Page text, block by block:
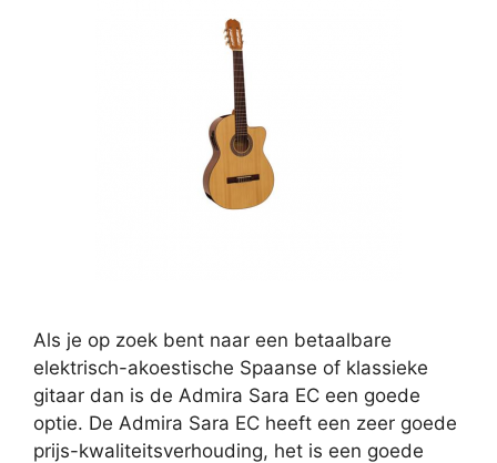
Als je op zoek bent naar een betaalbare
elektrisch-akoestische Spaanse of klassieke
gitaar dan is de Admira Sara EC een goede
optie. De Admira Sara EC heeft een zeer goede
prijs-kwaliteitsverhouding, het is een goede